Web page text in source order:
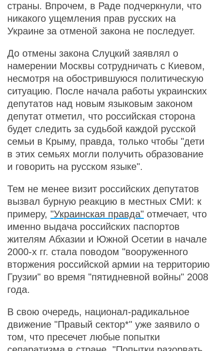
страны. Впрочем, в Раде подчеркнули, что
никакого ущемления прав русских на
Украине за отменой закона не последует.
До отмены закона Слуцкий заявлял о
намерении Москвы сотрудничать с Киевом,
несмотря на обострившуюся политическую
ситуацию. После начала работы украинских
депутатов над новым языковым законом
депутат отметил, что российская сторона
будет следить за судьбой каждой русской
семьи в Крыму, правда, только чтобы "дети
в этих семьях могли получить образование
и говорить на русском языке".
Тем не менее визит российских депутатов
вызвал бурную реакцию в местных СМИ: к
примеру, "Украинская правда" отмечает, что
именно выдача российских паспортов
жителям Абхазии и Южной Осетии в начале
2000-х гг. стала поводом "вооруженного
вторжения российской армии на территорию
Грузии" во время "пятидневной войны" 2008
года.
В свою очередь, национал-радикальное
движение "Правый сектор*" уже заявило о
том, что пресечет любые попытки